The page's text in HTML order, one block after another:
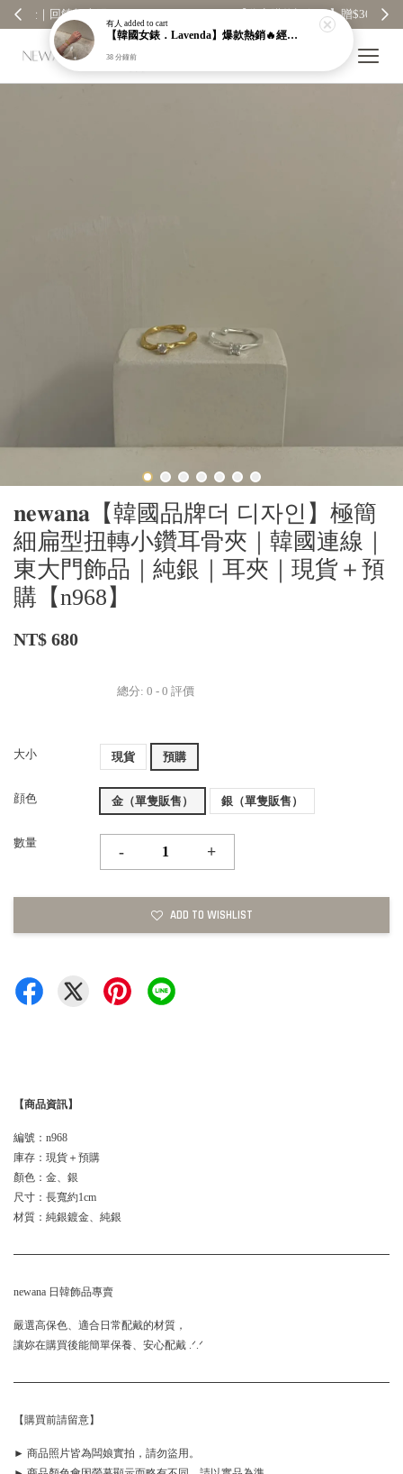
𝐧𝐞𝐰𝐚𝐧𝐚【韓國品牌더 디자인】極簡
細扁型扭轉小鑽耳骨夾｜韓國連線｜
東大門飾品｜純銀｜耳夾｜現貨＋預
購【n968】
NT$ 680
總分: 0 - 0 評價
大小 現貨 預購
顔色 金（單隻販售） 銀（單隻販售）
數量
- +
ADD TO WISHLIST
【商品資訊】
編號：n968
庫存：現貨＋預購
顏色：金、銀
尺寸：長寬約1cm
材質：純銀鍍金、純銀
newana 日韓飾品專賣
嚴選高保色、適合日常配戴的材質，
讓妳在購買後能簡單保養、安心配戴 .ᐟ.ᐟ
【購買前請留意】
► 商品照片皆為闆娘實拍，請勿盜用。
有人 added to cart
【韓國女錶．Lavenda】爆款熱銷🔥經典之作老錢風編織紋理奢華金錶【nk64】
38 分鐘前